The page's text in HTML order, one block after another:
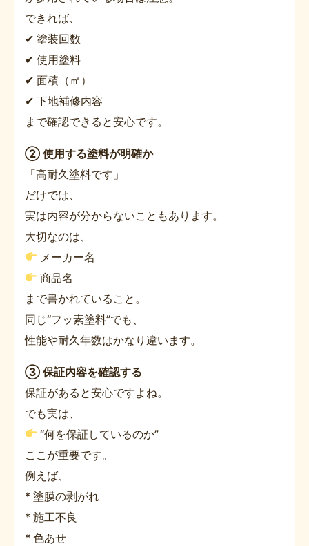
できれば、
✔ 塗装回数
✔ 使用塗料
✔ 面積（㎡）
✔ 下地補修内容
まで確認できると安心です。
② 使用する塗料が明確か
「高耐久塗料です」
だけでは、
実は内容が分からないこともあります。
大切なのは、
メーカー名
商品名
まで書かれていること。
同じ“フッ素塗料”でも、
性能や耐久年数はかなり違います。
③ 保証内容を確認する
保証があると安心ですよね。
でも実は、
“何を保証しているのか”
ここが重要です。
例えば、
* 塗膜の剥がれ
* 施工不良
* 色あせ